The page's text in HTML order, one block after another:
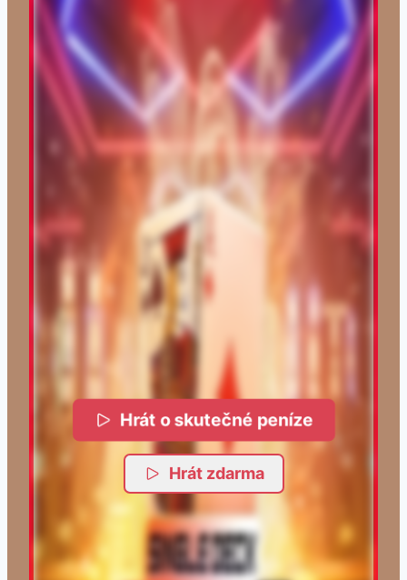
Hrát o skutečné peníze
Hrát zdarma